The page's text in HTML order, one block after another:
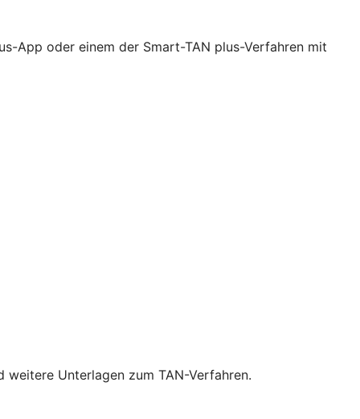
App oder einem der Smart-TAN plus-Verfahren mit
weitere Unterlagen zum TAN-Verfahren.